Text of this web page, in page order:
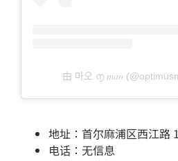
由 마오 ൱ 𝑚𝑎𝑜
地址：首尔麻浦区西江路
电话：无信息